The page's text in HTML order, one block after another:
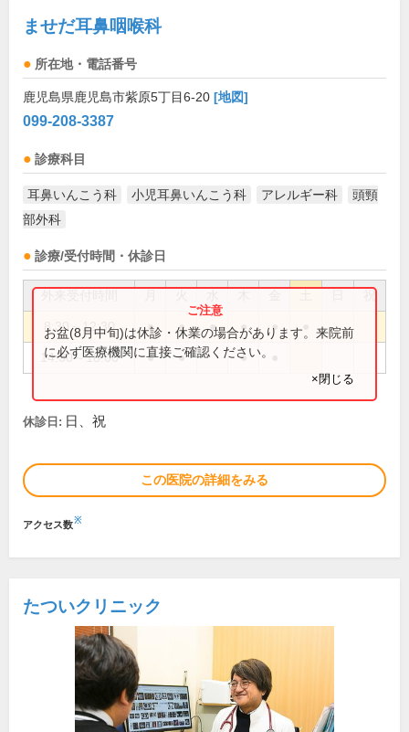
ませだ耳鼻咽喉科
所在地・電話番号
鹿児島県鹿児島市紫原5丁目6-20 [地図]
099-208-3387
診療科目
耳鼻いんこう科 小児耳鼻いんこう科 アレルギー科
頭頸
部外科
診療/受付時間・休診日
祝
8:30～12:30 ● ● ● ● ●
14:30～18:00 ● ● ●
お盆(8月中旬)は休診・休業の場合があります。来院前
に必ず医療機関に直接ご確認ください。
×閉じる
休診日: 日、祝
この医院の詳細をみる
アクセス数※
たついクリニック